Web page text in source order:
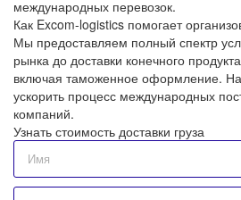
международных перевозок.
Как Excom-logistics помогает
Мы предоставляем полный спектр
рынка до доставки конечного
включая таможенное оформление.
ускорить процесс международных
компаний.
Узнать стоимость доставки груза